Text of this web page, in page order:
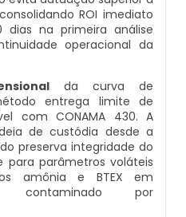
Caldeiras
Água Para
Reversa
ROI imediato
na primeira análise
operacional da
da curva de
entrega limite de
com CONAMA 430. A
de custódia desde a
preserva integridade do
para parâmetros voláteis
amônia e BTEX em
contaminado por